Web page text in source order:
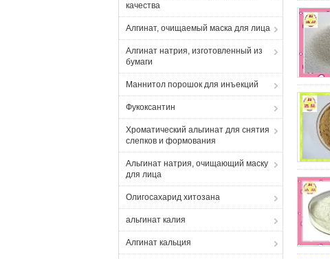
качества
Алгинат, очищаемый маска для лица
Алгинат натрия, изготовленный из
бумаги
Маннитол порошок для инъекций
Фукоксантин
Хроматический альгинат для снятия
слепков и формования
Альгинат натрия, очищающий маску
для лица
Олигосахарид хитозана
альгинат калия
Алгинат кальция